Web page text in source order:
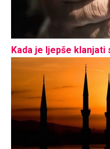
Kada je ljepše klanjati